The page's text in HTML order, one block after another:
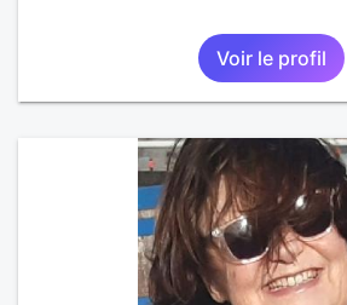
Voir le profil